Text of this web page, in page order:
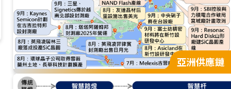
亞洲供應鏈